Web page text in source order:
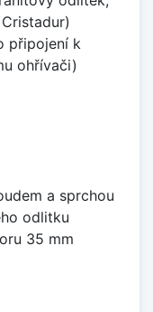
připojení k
ohřívači)
a sprchou
odlitku
35 mm